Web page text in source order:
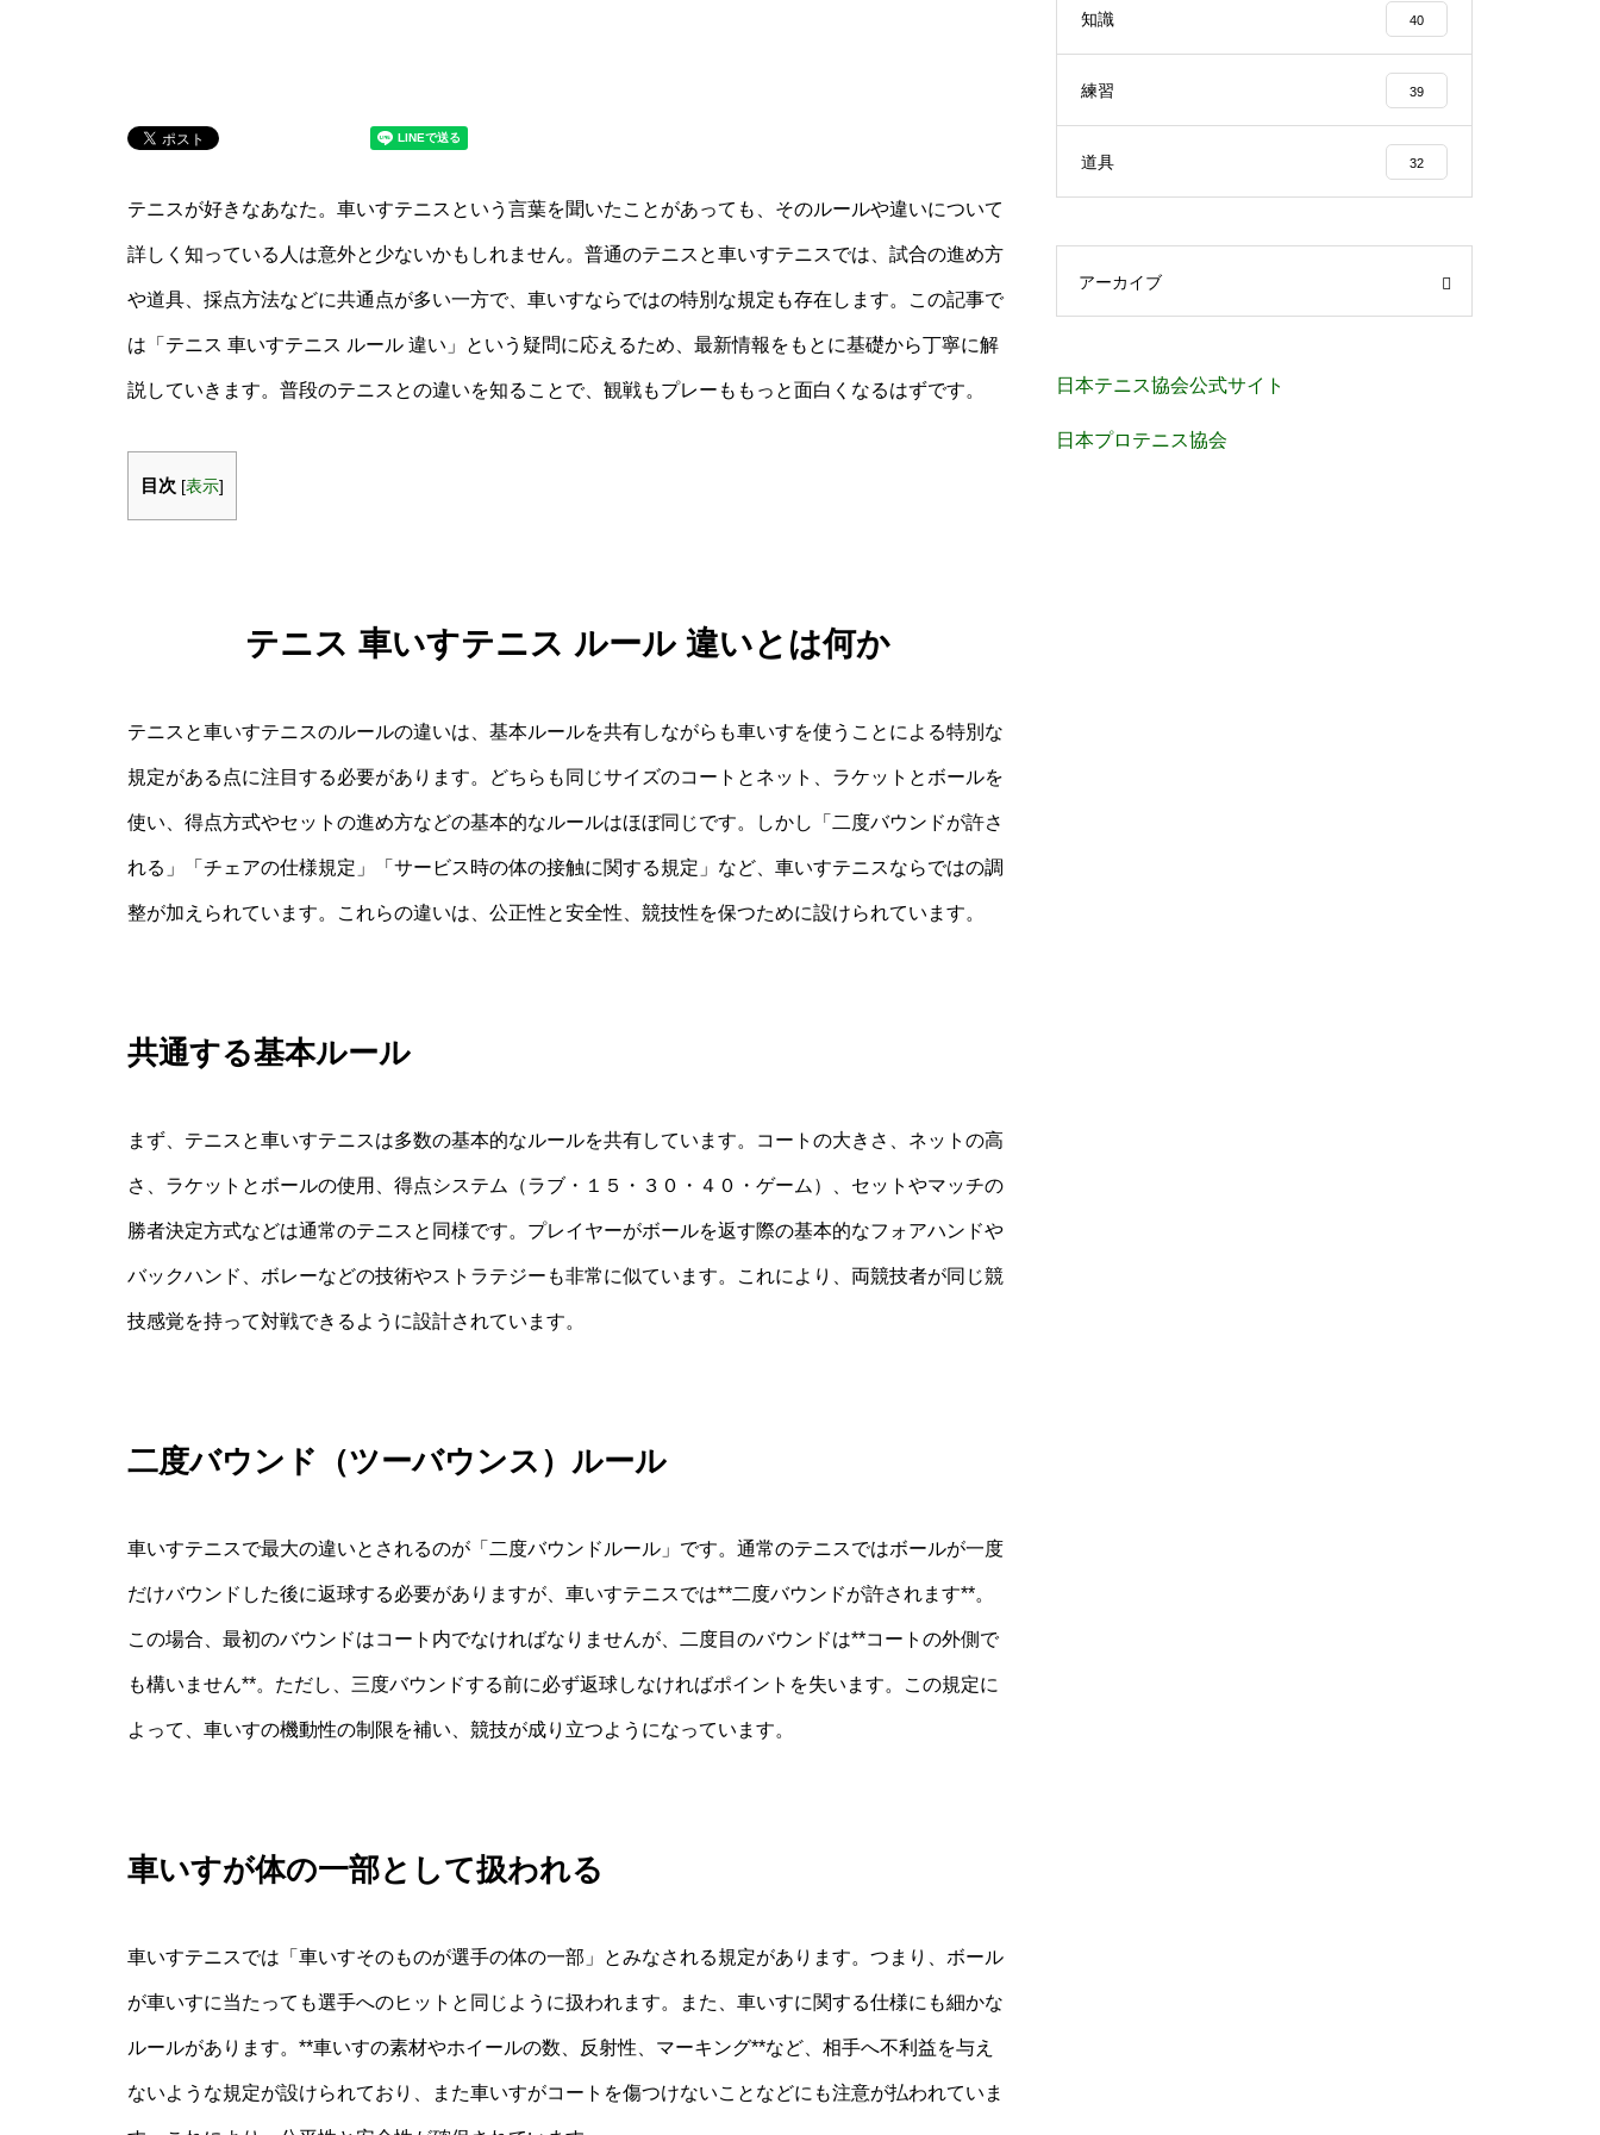
テニスが好きなあなた。車いすテニスという言葉を聞いたことがあっても、そのルールや違いについて
詳しく知っている人は意外と少ないかもしれません。普通のテニスと車いすテニスでは、試合の進め方
や道具、採点方法などに共通点が多い一方で、車いすならではの特別な規定も存在します。この記事で
は「テニス 車いすテニス ルール 違い」という疑問に応えるため、最新情報をもとに基礎から丁寧に解
説していきます。普段のテニスとの違いを知ることで、観戦もプレーももっと面白くなるはずです。
目次 [表示]
テニス 車いすテニス ルール 違いとは何か
テニスと車いすテニスのルールの違いは、基本ルールを共有しながらも車いすを使うことによる特別な
規定がある点に注目する必要があります。どちらも同じサイズのコートとネット、ラケットとボールを
使い、得点方式やセットの進め方などの基本的なルールはほぼ同じです。しかし「二度バウンドが許さ
れる」「チェアの仕様規定」「サービス時の体の接触に関する規定」など、車いすテニスならではの調
整が加えられています。これらの違いは、公正性と安全性、競技性を保つために設けられています。
共通する基本ルール
まず、テニスと車いすテニスは多数の基本的なルールを共有しています。コートの大きさ、ネットの高
さ、ラケットとボールの使用、得点システム（ラブ・１５・３０・４０・ゲーム）、セットやマッチの
勝者決定方式などは通常のテニスと同様です。プレイヤーがボールを返す際の基本的なフォアハンドや
バックハンド、ボレーなどの技術やストラテジーも非常に似ています。これにより、両競技者が同じ競
技感覚を持って対戦できるように設計されています。
二度バウンド（ツーバウンス）ルール
車いすテニスで最大の違いとされるのが「二度バウンドルール」です。通常のテニスではボールが一度
だけバウンドした後に返球する必要がありますが、車いすテニスでは**二度バウンドが許されます**。
この場合、最初のバウンドはコート内でなければなりませんが、二度目のバウンドは**コートの外側で
も構いません**。ただし、三度バウンドする前に必ず返球しなければポイントを失います。この規定に
よって、車いすの機動性の制限を補い、競技が成り立つようになっています。
車いすが体の一部として扱われる
車いすテニスでは「車いすそのものが選手の体の一部」とみなされる規定があります。つまり、ボール
が車いすに当たっても選手へのヒットと同じように扱われます。また、車いすに関する仕様にも細かな
ルールがあります。**車いすの素材やホイールの数、反射性、マーキング**など、相手へ不利益を与え
ないような規定が設けられており、また車いすがコートを傷つけないことなどにも注意が払われていま
知識 40
練習 39
道具 32
アーカイブ
日本テニス協会公式サイト
日本プロテニス協会